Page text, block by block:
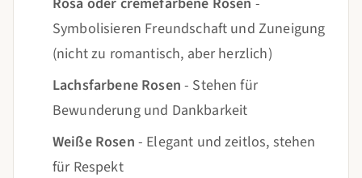
Symbolisieren Freundschaft und Zuneigung
(nicht zu romantisch, aber herzlich)
Lachsfarbene Rosen - Stehen für
Bewunderung und Dankbarkeit
Weiße Rosen - Elegant und zeitlos, stehen
für Respekt